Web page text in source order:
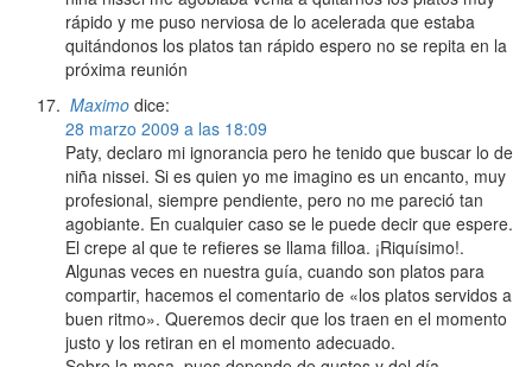
rápido y me puso nerviosa de lo acelerada que estaba
quitándonos los platos tan rápido espero no se repita en la
próxima reunión
Maximo dice:
28 marzo 2009 a las 18:09
Paty, declaro mi ignorancia pero he tenido que buscar lo de
niña nissei. Si es quien yo me imagino es un encanto, muy
profesional, siempre pendiente, pero no me pareció tan
agobiante. En cualquier caso se le puede decir que espere.
El crepe al que te refieres se llama filloa. ¡Riquísimo!.
Algunas veces en nuestra guía, cuando son platos para
compartir, hacemos el comentario de «los platos servidos a
buen ritmo». Queremos decir que los traen en el momento
justo y los retiran en el momento adecuado.